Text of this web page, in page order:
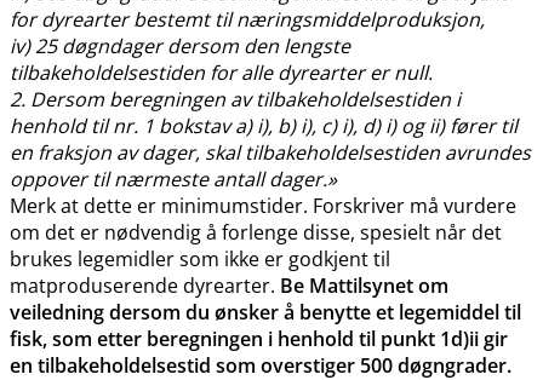
for dyrearter bestemt til næringsmiddelproduksjon,
iv) 25 døgndager dersom den lengste
tilbakeholdelsestiden for alle dyrearter er null.
2. Dersom beregningen av tilbakeholdelsestiden i
henhold til nr. 1 bokstav a) i), b) i), c) i), d) i) og ii) fører til
en fraksjon av dager, skal tilbakeholdelsestiden avrundes
oppover til nærmeste antall dager.»
Merk at dette er minimumstider. Forskriver må vurdere
om det er nødvendig å forlenge disse, spesielt når det
brukes legemidler som ikke er godkjent til
matproduserende dyrearter. Be Mattilsynet om
veiledning dersom du ønsker å benytte et legemiddel til
fisk, som etter beregningen i henhold til punkt 1d)ii gir
en tilbakeholdelsestid som overstiger 500 døgngrader.